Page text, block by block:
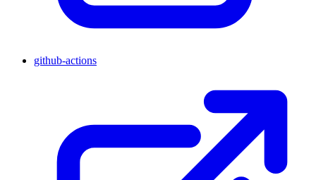
github-actions